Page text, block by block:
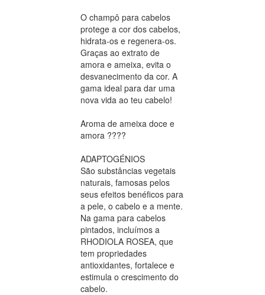
O champô para cabelos
protege a cor dos cabelos,
hidrata-os e regenera-os.
Graças ao extrato de
amora e ameixa, evita o
desvanecimento da cor. A
gama ideal para dar uma
nova vida ao teu cabelo!
Aroma de ameixa doce e
amora ????
ADAPTOGÉNIOS
São substâncias vegetais
naturais, famosas pelos
seus efeitos benéficos para
a pele, o cabelo e a mente.
Na gama para cabelos
pintados, incluímos a
RHODIOLA ROSEA, que
tem propriedades
antioxidantes, fortalece e
estimula o crescimento do
cabelo.